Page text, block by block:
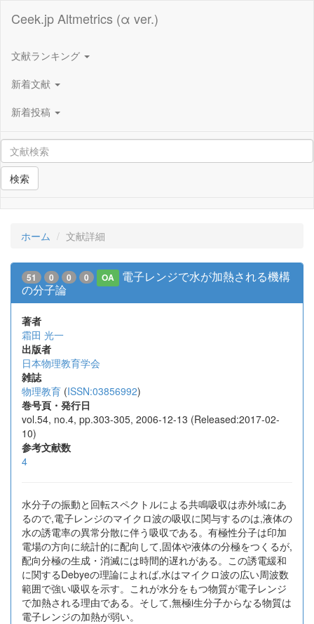
Ceek.jp Altmetrics (α ver.)
文献ランキング
新着文献
新着投稿
検索
ホーム 文献詳細
51 0 0 0 OA
電子レンジで水が加熱される機構
の分子論
著者
霜田 光一
出版者
日本物理教育学会
雑誌
物理教育 (ISSN:03856992)
巻号頁・発行日
vol.54, no.4, pp.303-305, 2006-12-13 (Released:2017-02-
10)
参考文献数
4
水分子の振動と回転スペクトルによる共鳴吸収は赤外域にあ
るので,電子レンジのマイクロ波の吸収に関与するのは,液体の
水の誘電率の異常分散に伴う吸収である。有極性分子は印加
電場の方向に統計的に配向して,固体や液体の分極をつくるが,
配向分極の生成・消滅には時間的遅れがある。この誘電緩和
に関するDebyeの理論によれば,水はマイクロ波の広い周波数
範囲で強い吸収を示す。これが水分をもつ物質が電子レンジ
で加熱される理由である。そして,無極i生分子からなる物質は
電子レンジの加熱が弱い。